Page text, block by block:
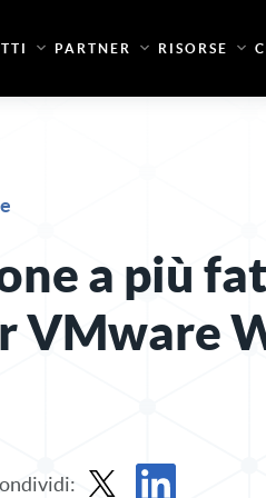
PARTNER RISORSE
a più
VMware